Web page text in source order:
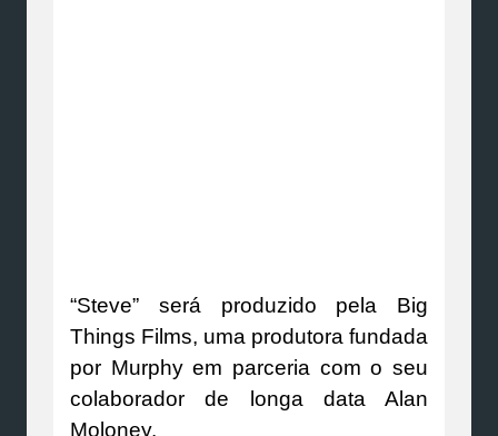
“Steve” será produzido pela Big
Things Films, uma produtora fundada
por Murphy em parceria com o seu
colaborador de longa data Alan
Moloney.